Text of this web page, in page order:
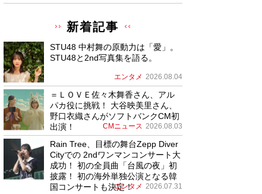
新着記事
STU48 中村舞の原動力は「愛」。
STU48と2nd写真集を語る。
エンタメ 2026.08.04
＝ＬＯＶＥ佐々木舞香さん、アル
パカ役に挑戦！ 大谷映美里さん、
野口衣織さんがソフトバンクCM初
出演！
CMニュース 2026.08.03
Rain Tree、目標の舞台Zepp Diver
Cityでの 2ndワンマンコンサート大
成功！ 初の全員曲「台風の夜」初
披露！ 初の海外単独公演となる韓
国コンサートも決定！
エンタメ 2026.07.31